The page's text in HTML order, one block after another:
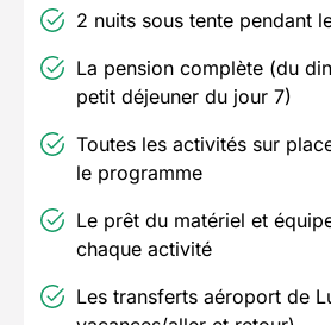
2 nuits sous tente pendant
La pension complète (du
petit déjeuner du jour 7)
Toutes les activités sur
le programme
Le prêt du matériel et
chaque activité
Les transferts aéroport de